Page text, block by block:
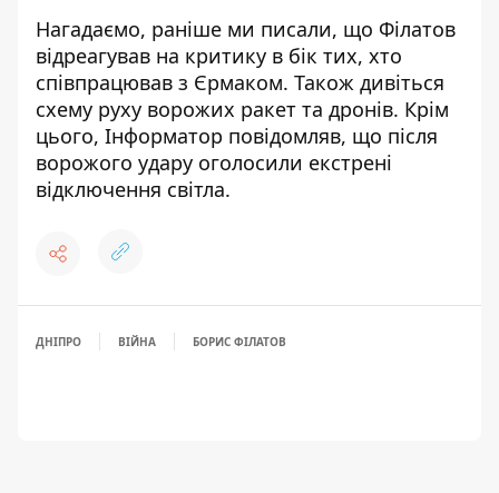
Нагадаємо, раніше ми писали, що Філатов
відреагував на критику в бік тих, хто
співпрацював з Єрмаком. Також дивіться
схему руху ворожих ракет та дронів. Крім
цього, Інформатор повідомляв, що після
ворожого удару оголосили екстрені
відключення світла.
ДНІПРО ВІЙНА БОРИС ФІЛАТОВ